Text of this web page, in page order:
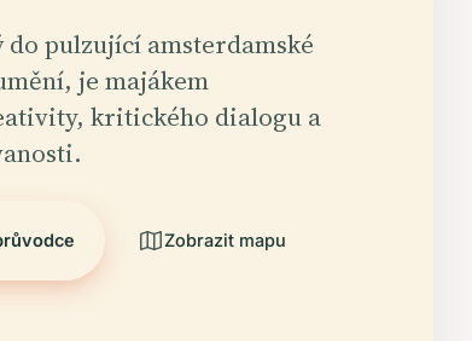
do pulzující amsterdamské
je majákem
kritického dialogu a
Zobrazit mapu